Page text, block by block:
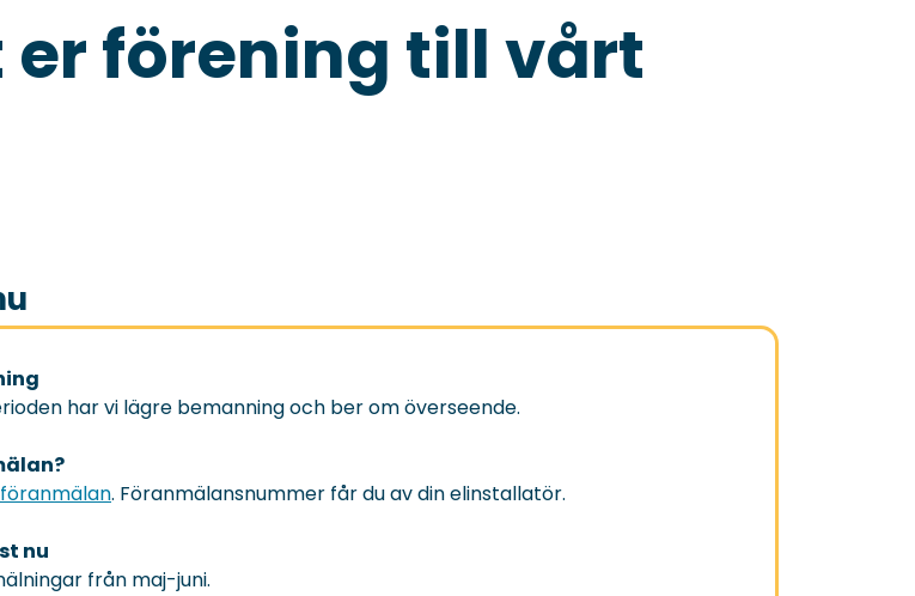
er förening till vårt
har vi lägre bemanning och ber om överseende.
föranmälan. Föranmälansnummer får du av din elinstallatör.
nu
från maj-juni.